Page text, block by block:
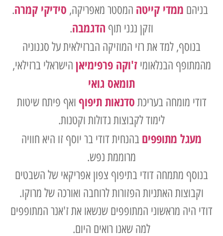
בניהם ממדי קייטה המסטר מאפריקה, סידיקי קמרה.
וזקן נגני תוף הדגמבה.
בנוסף, למד את רזי המוזיקה הברזילאית על סגנוניה
מהמתופף הבנלאומיז'וקה פרפימיאן הישראלי ברזילאי,
תומאס גואי
דודי מומחה בעריכת סדנאות תיפוף ואף פיתח שיטות
לימוד לקבוצות גדולות וקטנות.
מעגל מתופפים בהנחית דודי בר יוסף זו היא חוויה
מרוממת נפש.
בנוסף מתמחה דודי בתיפוף צפון אפריקאי של השבטים
וקבוצות האתניות הפזורות לרוחבה ואורכה של מרוקו.
דודי היה מראשוני המתופפים שנשאו את ז'אנר המתופפים
למה שאנו רואים היום.